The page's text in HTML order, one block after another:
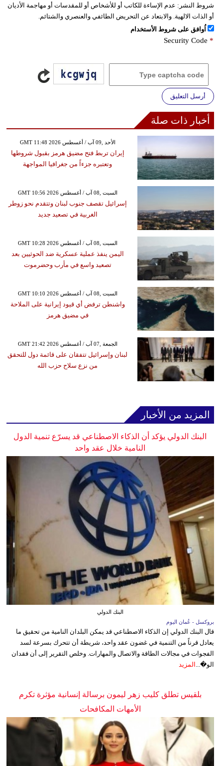
شروط النشر: عدم الإساءة للكاتب أو للأشخاص أو للمقدسات أو مهاجمة الأديان
أو الذات الالهية. والابتعاد عن التحريض الطائفي والعنصري والشتائم.
اُوافق على شروط الأستخدام
Security Code *
أرسل التعليق
أخبار ذات صلة
GMT 11:48 2026 الأحد ,09 آب / أغسطس
إيران تربط فتح مضيق هرمز بقبول شروطها
وتعتبره جزءاً من جغرافيا المواجهة
GMT 10:56 2026 السبت ,08 آب / أغسطس
إسرائيل تقصف جنوب لبنان وتتقدم نحو زوطر
الغربية في تصعيد جديد
GMT 10:28 2026 السبت ,08 آب / أغسطس
اليمن ينفذ عملية عسكرية ضد الحوثيين بعد
تصعيد واسع في مأرب وحضرموت
GMT 10:10 2026 السبت ,08 آب / أغسطس
واشنطن ترفض أي قيود إيرانية على الملاحة
في مضيق هرمز
GMT 21:42 2026 الجمعة ,07 آب / أغسطس
لبنان وإسرائيل تتفقان على قائمة دول للتحقق
من نزع سلاح حزب الله
المزيد من الأخبار
البنك الدولي يؤكد أن الذكاء الاصطناعي قد يسرّع تنمية الدول
النامية خلال عقد واحد
البنك الدولي
بروكسل - عُمان اليوم
قال البنك الدولي إن الذكاء الاصطناعي قد يمكن البلدان النامية من تحقيق ما
يعادل قرناً من التنمية في غضون عقد واحد، شريطة أن تتحرك بسرعة لسد
الفجوات في مجالات الطاقة والاتصال والمهارات. وخلص التقرير إلى أن فقدان
الو�... المزيد
بلقيس تطلق كليب زهر ليمون برسالة إنسانية مؤثرة تكرم
الأمهات المكافحات